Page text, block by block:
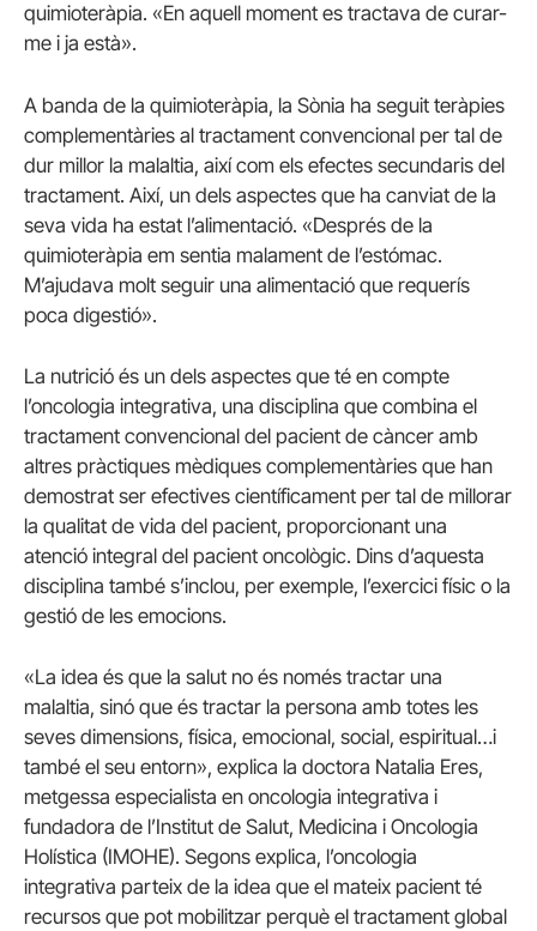
quimioteràpia. «En aquell moment es tractava de curar-
me i ja està».
A banda de la quimioteràpia, la Sònia ha seguit teràpies
complementàries al tractament convencional per tal de
dur millor la malaltia, així com els efectes secundaris del
tractament. Així, un dels aspectes que ha canviat de la
seva vida ha estat l’alimentació. «Després de la
quimioteràpia em sentia malament de l’estómac.
M’ajudava molt seguir una alimentació que requerís
poca digestió».
La nutrició és un dels aspectes que té en compte
l’oncologia integrativa, una disciplina que combina el
tractament convencional del pacient de càncer amb
altres pràctiques mèdiques complementàries que han
demostrat ser efectives científicament per tal de millorar
la qualitat de vida del pacient, proporcionant una
atenció integral del pacient oncològic. Dins d’aquesta
disciplina també s’inclou, per exemple, l’exercici físic o la
gestió de les emocions.
«La idea és que la salut no és només tractar una
malaltia, sinó que és tractar la persona amb totes les
seves dimensions, física, emocional, social, espiritual…i
també el seu entorn», explica la doctora Natalia Eres,
metgessa especialista en oncologia integrativa i
fundadora de l’Institut de Salut, Medicina i Oncologia
Holística (IMOHE). Segons explica, l’oncologia
integrativa parteix de la idea que el mateix pacient té
recursos que pot mobilitzar perquè el tractament global